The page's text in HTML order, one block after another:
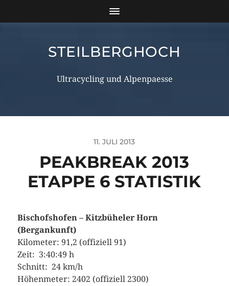
STEILBERGHOCH
Ultracycling und Alpenpaesse
11. JULI 2013
PEAKBREAK 2013
ETAPPE 6 STATISTIK
Bischofshofen – Kitzbüheler Horn
(Bergankunft)
Kilometer: 91,2 (offiziell 91)
Zeit: 3:40:49 h
Schnitt: 24 km/h
Höhenmeter: 2402 (offiziell 2300)